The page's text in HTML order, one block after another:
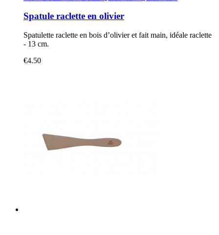
Spatule raclette en olivier
Spatulette raclette en bois d’olivier et fait main, idéale raclette
- 13 cm.
€4.50